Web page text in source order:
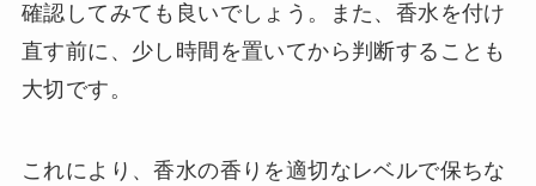
確認してみても良いでしょう。また、香水を付け
直す前に、少し時間を置いてから判断することも
大切です。
これにより、香水の香りを適切なレベルで保ちな